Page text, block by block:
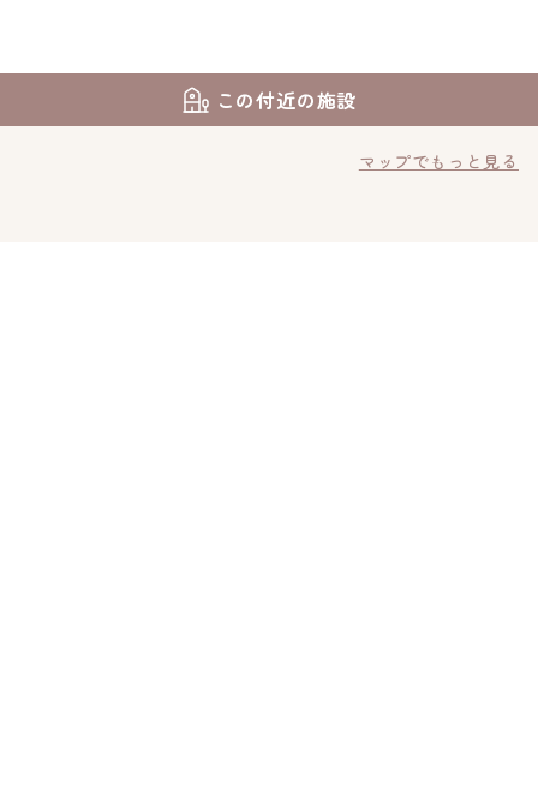
この付近の施設
マップでもっと見る